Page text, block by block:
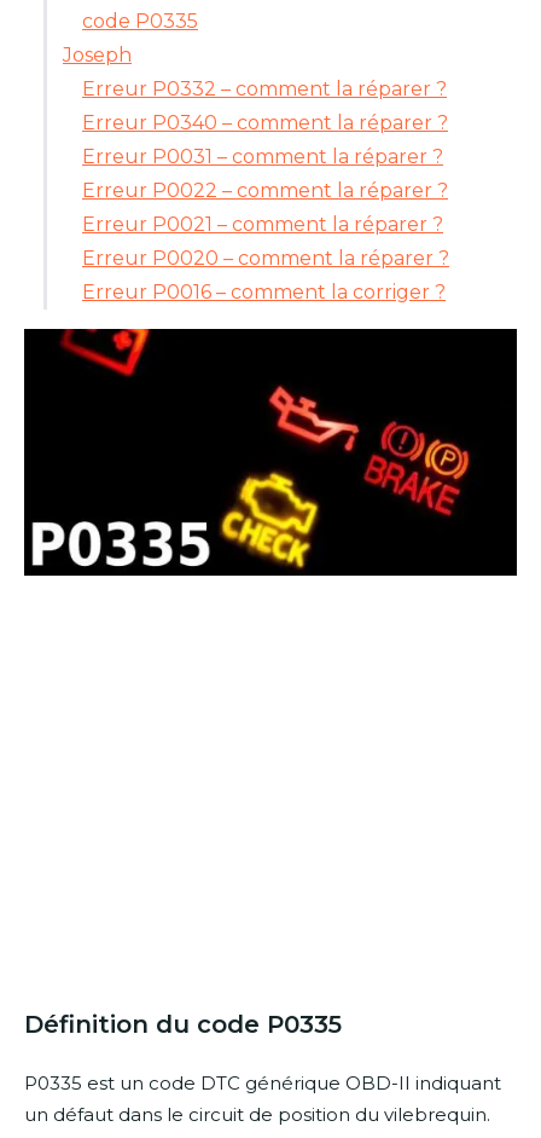
code P0335
Joseph
Erreur P0332 – comment la réparer ?
Erreur P0340 – comment la réparer ?
Erreur P0031 – comment la réparer ?
Erreur P0022 – comment la réparer ?
Erreur P0021 – comment la réparer ?
Erreur P0020 – comment la réparer ?
Erreur P0016 – comment la corriger ?
Définition du code P0335
P0335 est un code DTC générique OBD-II indiquant
un défaut dans le circuit de position du vilebrequin.